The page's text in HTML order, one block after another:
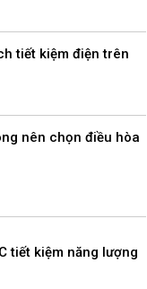
tiết kiệm điện trên
nên chọn điều hòa
tiết kiệm năng lượng